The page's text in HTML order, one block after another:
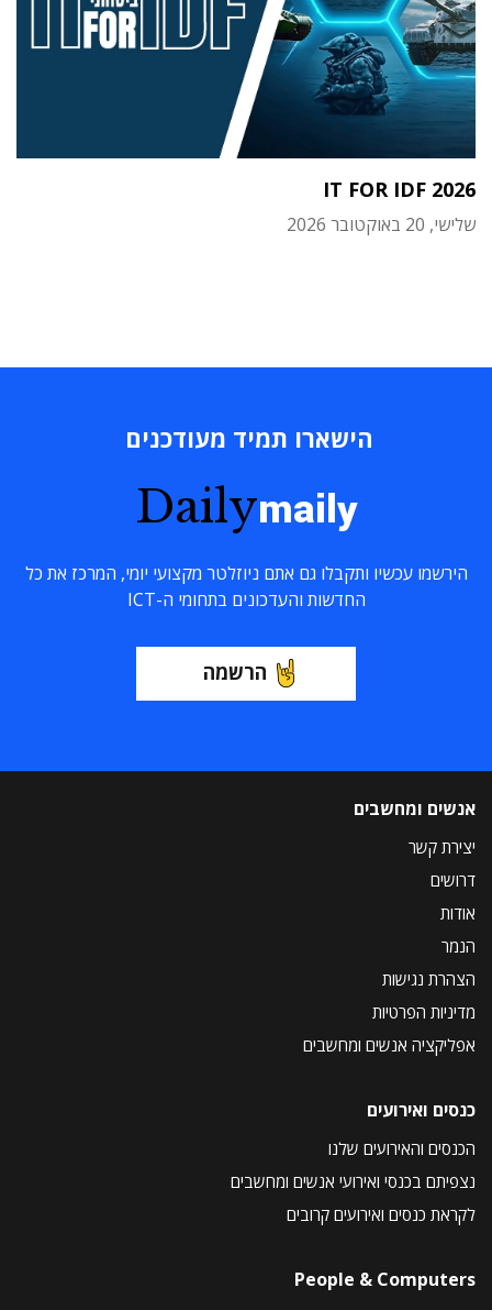
IT FOR IDF 2026
שלישי, 20 באוקטובר 2026
הישארו תמיד מעודכנים
Dailymaily
הירשמו עכשיו ותקבלו גם אתם ניוזלטר מקצועי יומי, המרכז את כל
החדשות והעדכונים בתחומי ה-ICT
הרשמה
אנשים ומחשבים
יצירת קשר
דרושים
אודות
הנמר
הצהרת נגישות
מדיניות הפרטיות
אפליקציה אנשים ומחשבים
כנסים ואירועים
הכנסים והאירועים שלנו
נצפיתם בכנסי ואירועי אנשים ומחשבים
לקראת כנסים ואירועים קרובים
People & Computers